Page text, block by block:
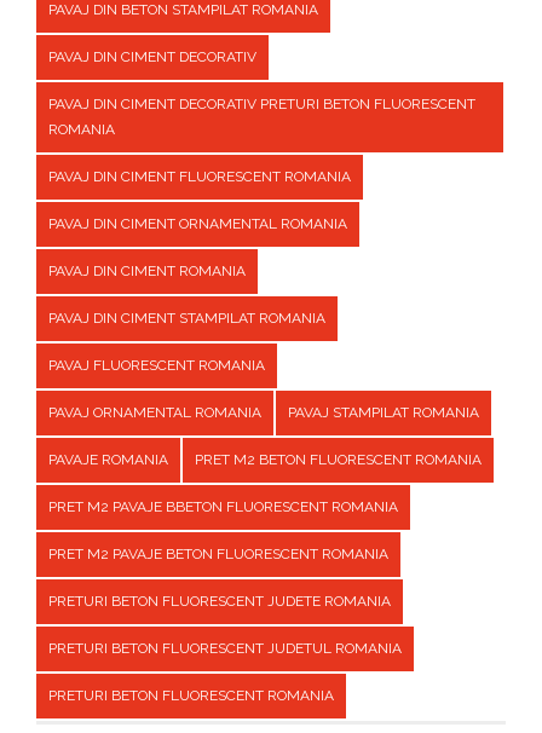
PAVAJ DIN BETON STAMPILAT ROMANIA
PAVAJ DIN CIMENT DECORATIV
PAVAJ DIN CIMENT DECORATIV PRETURI BETON FLUORESCENT
ROMANIA
PAVAJ DIN CIMENT FLUORESCENT ROMANIA
PAVAJ DIN CIMENT ORNAMENTAL ROMANIA
PAVAJ DIN CIMENT ROMANIA
PAVAJ DIN CIMENT STAMPILAT ROMANIA
PAVAJ FLUORESCENT ROMANIA
PAVAJ ORNAMENTAL ROMANIA PAVAJ STAMPILAT ROMANIA
PAVAJE ROMANIA PRET M2 BETON FLUORESCENT ROMANIA
PRET M2 PAVAJE BBETON FLUORESCENT ROMANIA
PRET M2 PAVAJE BETON FLUORESCENT ROMANIA
PRETURI BETON FLUORESCENT JUDETE ROMANIA
PRETURI BETON FLUORESCENT JUDETUL ROMANIA
PRETURI BETON FLUORESCENT ROMANIA